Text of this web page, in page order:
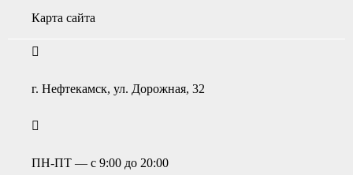
Карта сайта
г. Нефтекамск, ул. Дорожная, 32
ПН-ПТ — с 9:00 до 20:00